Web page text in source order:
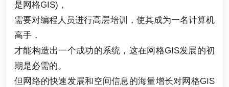
是网格GIS)，
需要对编程人员进行高层培训，使其成为一名计算机
高手，
才能构造出一个成功的系统，这在网格GIS发展的初
期是必需的。
但网络的快速发展和空间信息的海量增长对网格GIS